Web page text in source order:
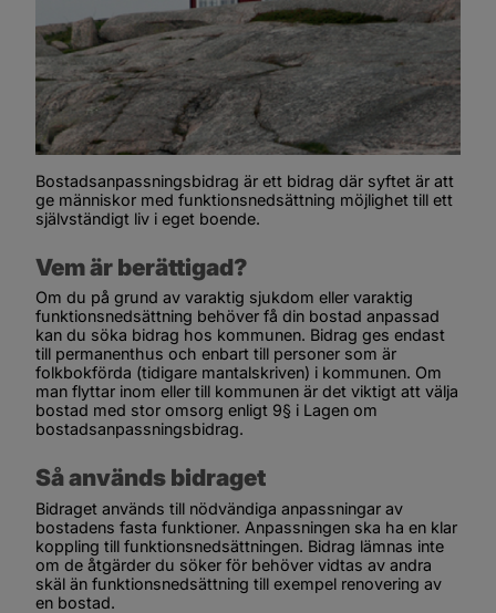
Bostadsanpassningsbidrag är ett bidrag där syftet är att
ge människor med funktionsnedsättning möjlighet till ett
självständigt liv i eget boende.
Vem är berättigad?
Om du på grund av varaktig sjukdom eller varaktig
funktionsnedsättning behöver få din bostad anpassad
kan du söka bidrag hos kommunen. Bidrag ges endast
till permanenthus och enbart till personer som är
folkbokförda (tidigare mantalskriven) i kommunen. Om
man flyttar inom eller till kommunen är det viktigt att välja
bostad med stor omsorg enligt 9§ i Lagen om
bostadsanpassningsbidrag.
Så används bidraget
Bidraget används till nödvändiga anpassningar av
bostadens fasta funktioner. Anpassningen ska ha en klar
koppling till funktionsnedsättningen. Bidrag lämnas inte
om de åtgärder du söker för behöver vidtas av andra
skäl än funktionsnedsättning till exempel renovering av
en bostad.